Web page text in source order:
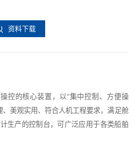
资料下载
控的核心装置，以“集中控制、方便操
美观实用、符合人机工程要求，满足舱
生产的控制台，可广泛应用于各类船舶